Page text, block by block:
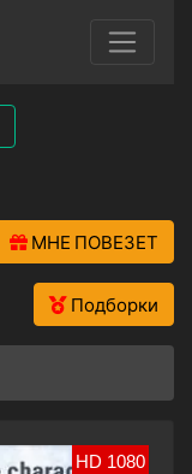
МНЕ ПОВЕЗЕТ
Подборки
HD 1080